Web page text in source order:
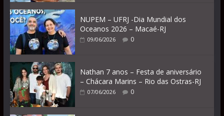
NUPEM – UFRJ -Dia Mundial dos
Oceanos 2026 – Macaé-RJ
09/06/2026 0
Nathan 7 anos – Festa de aniversário
– Chácara Marins – Rio das Ostras-RJ
07/06/2026 0